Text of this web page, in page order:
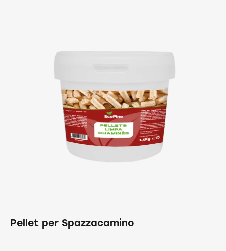
Pellet per Spazzacamino